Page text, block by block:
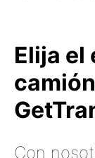
Elija el
Con